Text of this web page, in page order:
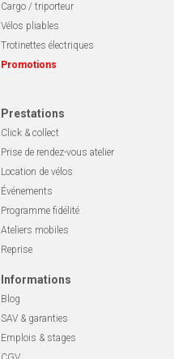
Cargo / triporteur
Vélos pliables
Trotinettes électriques
Promotions
Prestations
Click & collect
Prise de rendez-vous atelier
Location de vélos
Événements
Programme fidélité
Ateliers mobiles
Reprise
Informations
Blog
SAV & garanties
Emplois & stages